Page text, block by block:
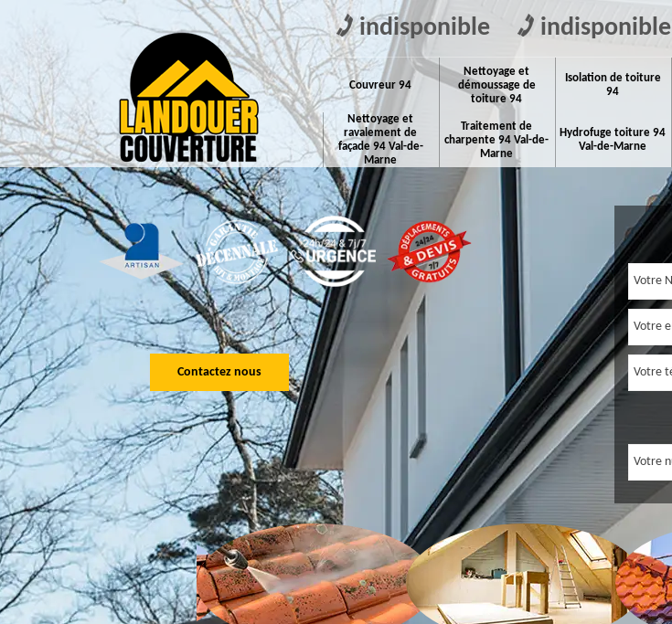
indisponible indisponible
Couvreur 94
Nettoyage et
démoussage de
toiture 94
Isolation de toiture
94
Nettoyage et
ravalement de
façade 94 Val-de-
Marne
Traitement de
charpente 94 Val-de-
Marne
Hydrofuge toiture 94
Val-de-Marne
Contactez nous